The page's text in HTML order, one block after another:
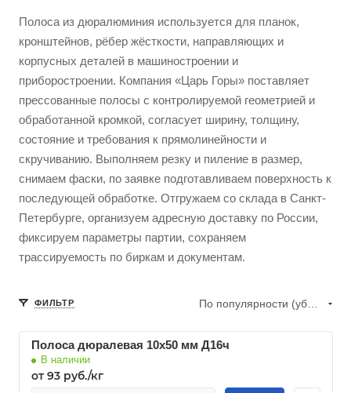
Полоса из дюралюминия используется для планок,
кронштейнов, рёбер жёсткости, направляющих и
корпусных деталей в машиностроении и
приборостроении. Компания «Царь Горы» поставляет
прессованные полосы с контролируемой геометрией и
обработанной кромкой, согласует ширину, толщину,
состояние и требования к прямолинейности и
скручиванию. Выполняем резку и пиление в размер,
снимаем фаски, по заявке подготавливаем поверхность к
последующей обработке. Отгружаем со склада в Санкт-
Петербурге, организуем адресную доставку по России,
фиксируем параметры партии, сохраняем
трассируемость по биркам и документам.
ФИЛЬТР
Полоса дюралевая 10х50 мм Д16ч
В наличии
от 93 руб./кг